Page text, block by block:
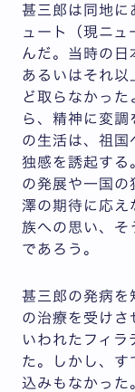
甚三郎は同地に
ュート（現ニ
んだ。当時の日
あるいはそれ以
ど取らなかっ
ら、精神に変調
の生活は、祖国
独感を誘起する
の発展や一国の
澤の期待に応え
族への思い、そ
であろう。
甚三郎の発病を
の治療を受けさ
いわれたフィラ
た。しかし、す
込みもなかっ